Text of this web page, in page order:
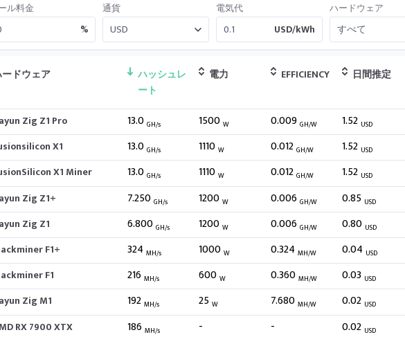
ル料金
%
通貨 電気代
USD/kWh
ハードウェア
ドウェア
ハッシュレ
ート
電力 EFFICIENCY 日間推定
Zig Z1 Pro 13.0 GH/s 1500W 0.009 GH/W 1.52 USD
X1 13.0 GH/s 1110W 0.012 GH/W 1.52 USD
X1 Miner 13.0 GH/s 1110W 0.012 GH/W 1.52 USD
Zig Z1+ 7.250 GH/s 1200W 0.006 GH/W 0.85 USD
Zig Z1 6.800 GH/s 1200W 0.006 GH/W 0.80 USD
F1+ 324 MH/s 1000W 0.324 MH/W 0.04 USD
F1 216 MH/s 600W 0.360 MH/W 0.03 USD
Zig M1 192 MH/s 25W 7.680 MH/W 0.02 USD
RX 7900 XTX 186 MH/s - - 0.02 USD